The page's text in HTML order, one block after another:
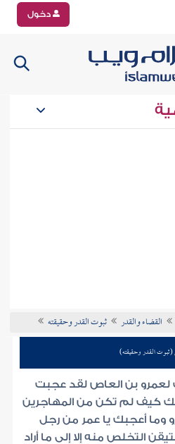
دخول
القضاء والقدر ثبوت القدر وحقيقته
القدر وحقيقته)
لعمرو بن العاص لقد عجبت
كيف لم تكن من المهاجرين
وما أعجبك يا عمر من رجل
التخلص منه إلا إلى ما أراد